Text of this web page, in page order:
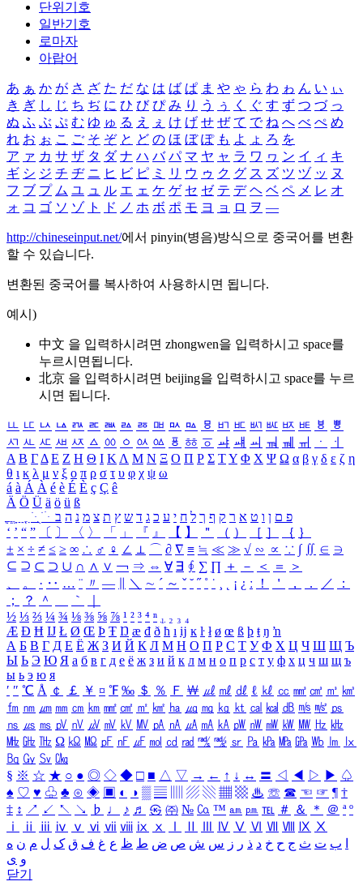
단위기호
일반기호
로마자
아랍어
あ ぁ か が さ ざ た だ な は ば ぱ ま や ゃ ら わ ゎ ん い ぃ
き ぎ し じ ち ぢ に ひ び ぴ み り う ぅ く ぐ す ず つ づ っ
ぬ ふ ぶ ぷ む ゆ ゅ る え ぇ け げ せ ぜ て で ね へ べ ぺ め
れ お ぉ こ ご そ ぞ と ど の ほ ぼ ぽ も よ ょ ろ を
ア ァ カ サ ザ タ ダ ナ ハ バ パ マ ヤ ャ ラ ワ ヮ ン イ ィ キ
ギ シ ジ チ ヂ ニ ヒ ビ ピ ミ リ ウ ゥ ク グ ス ズ ツ ヅ ッ ヌ
フ ブ プ ム ユ ュ ル エ ェ ケ ゲ セ ゼ テ デ ヘ ベ ペ メ レ オ
ォ コ ゴ ソ ゾ ト ド ノ ホ ボ ポ モ ヨ ョ ロ ヲ ―
http://chineseinput.net/에서 pinyin(병음)방식으로 중국어를 변환
할 수 있습니다.
변환된 중국어를 복사하여 사용하시면 됩니다.
예시)
中文 을 입력하시려면 zhongwen을 입력하시고 space를
누르시면됩니다.
北京 을 입력하시려면 beijing을 입력하시고 space를 누르
시면 됩니다.
ㅥ ㅦ ㅧ ㅨ ㅩ ㅪ ㅫ ㅬ ㅭ ㅮ ㅯ ㅰ ㅱ ㅲ ㅳ ㅴ ㅵ ㅶ ㅷ ㅸ
ㅹ
ㅺ ㅻ ㅼ ㅽ ㅾ ㅿ ㆀ ㆁ ㆂ ㆃ ㆄ ㆅ ㆆ ㆇ ㆈ ㆉ ㆊ ㆋ ㆌ ㆍ
ㆎ
Α Β ΓΔ Ε Ζ Η Θ Ι ΚΛ Μ Ν Ξ Ο Π Ρ Σ ΤΥ Φ Χ Ψ Ω α β γ δ ε ζ η
θ ι κ λ μ ν ξ ο π ρ σ τ υ φ χ ψ ω
á à Á À é è É È ç Ç ê
Ä Ö Ü ä ö ü ß
ִֶֹ ֻּ ׁׂ פ ם ן ו ט א ר ק ף ך ל ח י ע כ ג ד ש ץ ת צ מ נ ה ב
‘ ’ “ ” 〔 〕 〈 〉 「 」 『 』 【 】 ＂ （ ） ［ ］ ｛ ｝
± × ÷ ≠ ≤ ≥ ∞ ∴ ♂ ♀ ∠ ⊥ ⌒ ∂ ∇ ≡ ≒ ≪ ≫ √ ∽ ∝ ∵ ∫ ∬ ∈ ∋
⊆ ⊇ ⊂ ⊃ ∪ ∩ ∧ ∨ ￢ ⇒ ⇔ ∀ ∃ ∮ ∑ ∏ ＋ － ＜ ＝
＞
、
。 · ‥ … ¨ 〃 ― ＼ ∼ ´ ～ ˇ ˘ ˝ ˚ ˙ ¸ ¡ ¿ ː ！ ＇ ， ． ／
：
；
？ ＾ ｀
½ ⅓ ⅔ ¼ ¾ ⅛ ⅜ ⅝ ⅞ ¹ ² ³ ⁴ ⁿ ₁ ₂ ₃ ₄
Æ Ð Ħ Ĳ Ł Ø Œ Þ Ŧ Ŋ æ đ ð ħ ı ĳ ĸ ŀ ł ø œ ß þ ŧ ŋ ŉ
А Б В Г Д Е Ё Ж З И Й К Л М Н О П Р С Т У Ф Х Ц Ч Ш Щ Ъ
Ы Ь Э Ю Я а б в г д е ё ж з и й к л м н о п р с т у ф х ц ч ш щ ъ
ы ь э ю я
′ ″ ℃ Å ￠ ￡ ￥ ¤ ℉ ‰ ＄ ％ Ｆ ￦ ㎕ ㎖ ㎗ ℓ ㎘ ㏄ ㎣ ㎤ ㎥ ㎦
㎙ ㎚ ㎛ ㎜ ㎝ ㎞ ㎟ ㎠ ㎡ ㎢ ㏊ ㎍ ㎎ ㎏ ㏏ ㎈ ㎉ ㏈ ㎧ ㎨ ㎰
㎱ ㎲ ㎳ ㎴ ㎵ ㎶ ㎷ ㎸ ㎹ ㎀ ㎁ ㎂ ㎃ ㎄ ㎺ ㎻ ㎽ ㎾ ㎿ ㎐ ㎑
㎒ ㎓ ㎔ Ω ㏀ ㏁ ㎊ ㎋ ㎌ ㏖ ㏅ ㎭ ㎮ ㎯ ㏛ ㎩ ㎪ ㎫ ㎬ ㏝ ㏐
㏓
㏃ ㏉ ㏜ ㏆
§ ※ ☆ ★ ○ ● ◎ ◇ ◆ □ ■ △ ▽ → ← ↑ ↓ ↔ 〓 ◁ ◀ ▷ ▶ ♤
♠ ♡ ♥ ♧ ♣ ⊙ ◈ ▣ ◐ ◑ ▒ ▤ ▨ ▧ ▦ ▩ ♨ ☏ ☎ ☜ ☞ ¶ †
‡ ↕ ↗ ↙ ↖ ↘ ♭ ♩ ♪ ♬ ㉿ ㈜ № ㏇ ™ ㏂ ㏘ ℡ ＃ ＆ ＊ ＠ ª º
ⅰ
ⅱ ⅲ ⅳ ⅴ ⅵ ⅶ ⅷ ⅸ ⅹ Ⅳ Ⅴ Ⅵ Ⅶ Ⅷ Ⅸ Ⅹ
ب ت ث ج ح خ د ذ ر ز س ش ص ض ط ظ ع غ ف ق ک ل م ن ه
و ی
닫기